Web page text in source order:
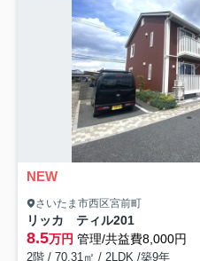
NEW
さいたま市西区宮前町
リッカ ティル201
8.5万円 管理/共益費8,000円
2階 / 70.31㎡ / 2LDK /築9年